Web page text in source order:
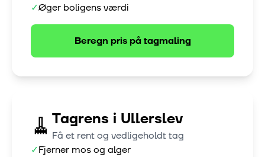
✓Øger boligens værdi
Beregn pris påtagmaling
🧹 Tagrens i Ullerslev
Få et rent og vedligeholdt tag
✓Fjerner mos og alger